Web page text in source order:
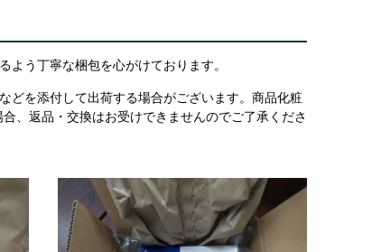
う丁寧な梱包を心がけております。
どを添付して出荷する場合がございます。商品化粧
、返品・交換はお受けできませんのでご了承くださ